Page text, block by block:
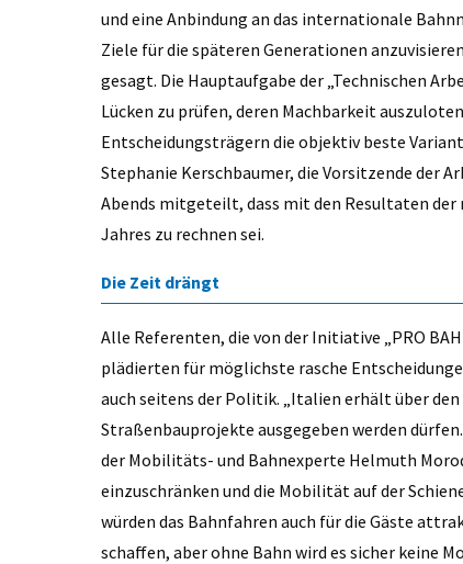
und eine Anbindung an das internationale
Ziele für die späteren Generationen
gesagt. Die Hauptaufgabe der „Technischen
Lücken zu prüfen, deren Machbarkeit
Entscheidungsträgern die objektiv beste
Stephanie Kerschbaumer, die Vorsitzende der
Abends mitgeteilt, dass mit den Resultaten
Jahres zu rechnen sei.
Die Zeit drängt
Alle Referenten, die von der Initiative „PRO
plädierten für möglichste rasche
auch seitens der Politik. „Italien erhält über
Straßenbauprojekte ausgegeben werden
der Mobilitäts- und Bahnexperte Helmuth
einzuschränken und die Mobilität auf der
würden das Bahnfahren auch für die Gäste
schaffen, aber ohne Bahn wird es sicher keine